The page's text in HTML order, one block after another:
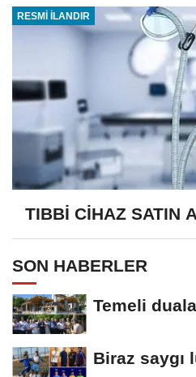
RESMİ İLANDIR
TIBBİ CİHAZ SATIN
SON HABERLER
Temeli
Biraz saygı